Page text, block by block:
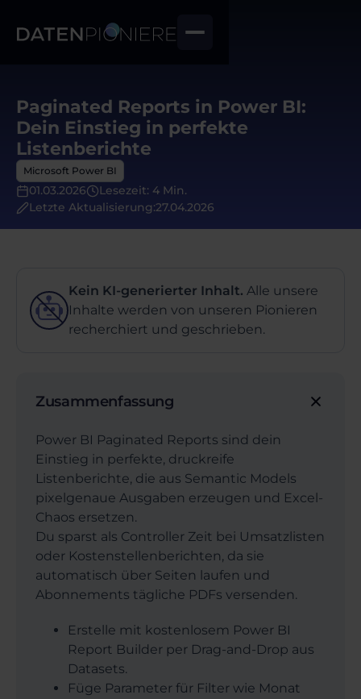
Paginated Reports in Power BI:
Dein Einstieg in perfekte
Listenberichte
Microsoft Power BI
01.03.2026
Lesezeit: 4 Min.
Letzte Aktualisierung:27.04.2026
Kein KI-generierter Inhalt. Alle unsere
Inhalte werden von unseren Pionieren
recherchiert und geschrieben.
Zusammenfassung
Power BI Paginated Reports sind dein
Einstieg in perfekte, druckreife
Listenberichte, die aus Semantic Models
pixelgenaue Ausgaben erzeugen und Excel-
Chaos ersetzen.
Du sparst als Controller Zeit bei Umsatzlisten
oder Kostenstellenberichten, da sie
automatisch über Seiten laufen und
Abonnements tägliche PDFs versenden.
Erstelle mit kostenlosem Power BI
Report Builder per Drag-and-Drop aus
Datasets.
Füge Parameter für Filter wie Monat